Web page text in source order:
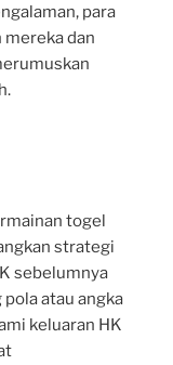
para
mereka dan
togel
strategi
sebelumnya
atau angka
keluaran HK